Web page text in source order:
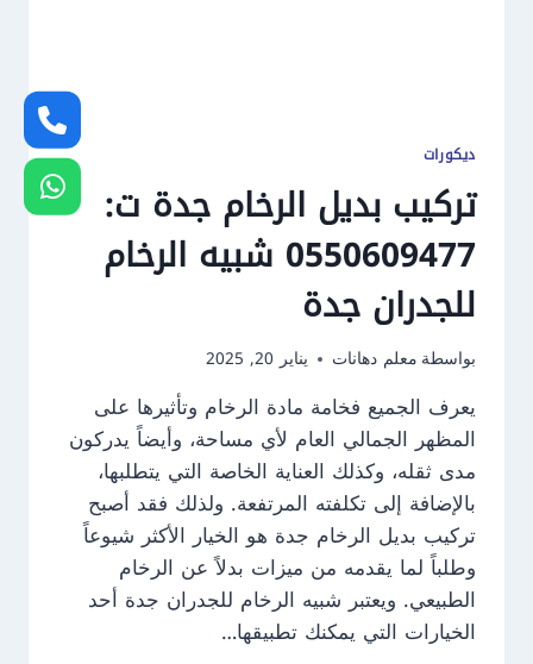
ديكورات
تركيب بديل الرخام جدة ت:
0550609477 شبيه الرخام
للجدران جدة
بواسطة معلم دهانات يناير 20, 2025
يعرف الجميع فخامة مادة الرخام وتأثيرها على
المظهر الجمالي العام لأي مساحة، وأيضاً يدركون
مدى ثقله، وكذلك العناية الخاصة التي يتطلبها،
بالإضافة إلى تكلفته المرتفعة. ولذلك فقد أصبح
تركيب بديل الرخام جدة هو الخيار الأكثر شيوعاً
وطلباً لما يقدمه من ميزات بدلاً عن الرخام
الطبيعي. ويعتبر شبيه الرخام للجدران جدة أحد
الخيارات التي يمكنك تطبيقها…